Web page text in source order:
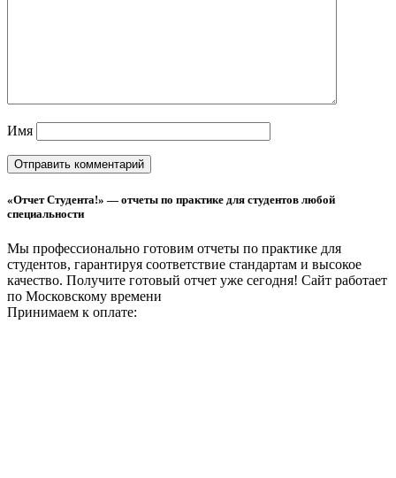
Имя
«Отчет Студента!» — отчеты по практике для студентов любой
специальности
Мы профессионально готовим отчеты по практике для
студентов, гарантируя соответствие стандартам и высокое
качество. Получите готовый отчет уже сегодня! Сайт работает
по Московскому времени
Принимаем к оплате: